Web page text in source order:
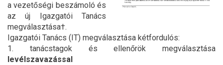
a vezetőségi beszámoló és
az új Igazgatói Tanács
megválasztása†.
Igazgatói Tanács (IT) megválasztása kétfordulós:
1. tanácstagok és ellenőrök megválasztása
levélszavazással